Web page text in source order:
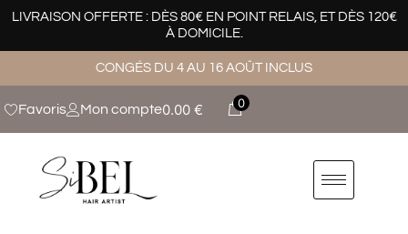
LIVRAISON OFFERTE : DÈS 80€ EN POINT RELAIS, ET DÈS 120€
À DOMICILE.
CONGÉS DU 4 AU 16 AOÛT INCLUS
Favoris Mon compte0.00 € 0